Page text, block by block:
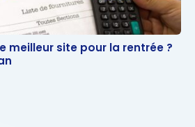
meilleur site pour la rentrée ?
meilleur site pour la rentrée ?